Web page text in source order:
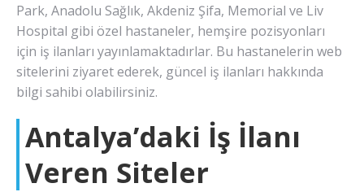
Park, Anadolu Sağlık, Akdeniz Şifa, Memorial ve Liv
Hospital gibi özel hastaneler, hemşire pozisyonları
için iş ilanları yayınlamaktadırlar. Bu hastanelerin web
sitelerini ziyaret ederek, güncel iş ilanları hakkında
bilgi sahibi olabilirsiniz.
Antalya’daki İş İlanı
Veren Siteler